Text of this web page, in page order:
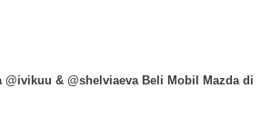
& @shelviaeva Beli Mobil Mazda di